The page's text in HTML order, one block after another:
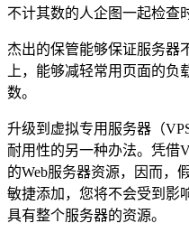
不计其数的人企图一起检查
杰出的保管能够保证服务器
上，能够减轻常用页面的
数。
升级到虚拟专用服务器（
耐用性的另一种办法。凭借
的Web服务器资源，因而，
敏捷添加，您将不会受到影
具有整个服务器的资源。